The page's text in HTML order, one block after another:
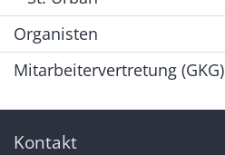
Organisten
Mitarbeitervertretung (GKG)
Kontakt